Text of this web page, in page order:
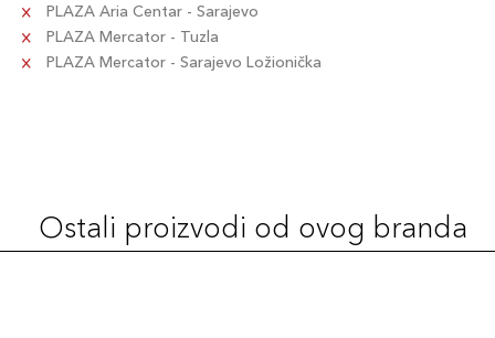
PLAZA Aria Centar - Sarajevo
PLAZA Mercator - Tuzla
PLAZA Mercator - Sarajevo Ložionička
Ostali proizvodi od ovog branda